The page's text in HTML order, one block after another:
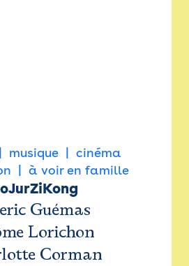
musique
cinéma
à voir en famille
Guémas
Lorichon
Corman